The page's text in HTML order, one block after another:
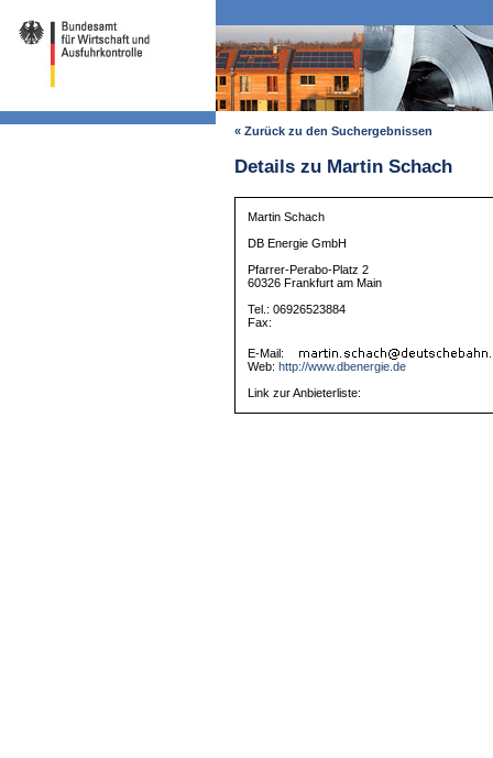
« Zurück zu den Suchergebnissen
Details zu Martin Schach
Martin Schach
DB Energie GmbH
Pfarrer-Perabo-Platz 2
60326 Frankfurt am Main
Tel.: 06926523884
Fax:
E-Mail:
Web: http://www.dbenergie.de
Link zur Anbieterliste: